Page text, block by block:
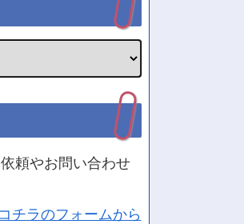
頼やお問い合わせ
コチラのフォームから